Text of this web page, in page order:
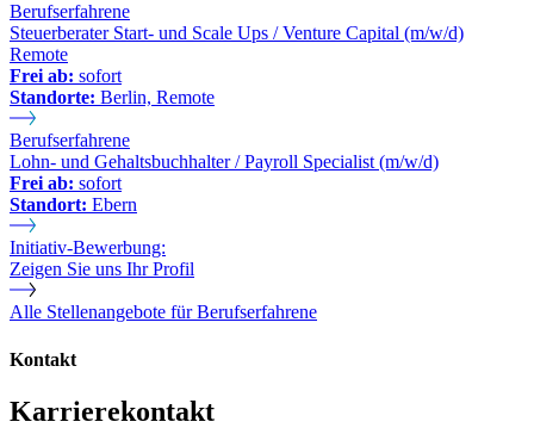
Berufserfahrene
Steuerberater Start- und Scale Ups / Venture Capital (m/w/d)
Remote
Frei ab: sofort
Standorte: Berlin, Remote
Berufserfahrene
Lohn- und Gehaltsbuchhalter / Payroll Specialist (m/w/d)
Frei ab: sofort
Standort: Ebern
Initiativ-Bewerbung:
Zeigen Sie uns Ihr Profil
Alle Stellenangebote für Berufserfahrene
Kontakt
Karrierekontakt